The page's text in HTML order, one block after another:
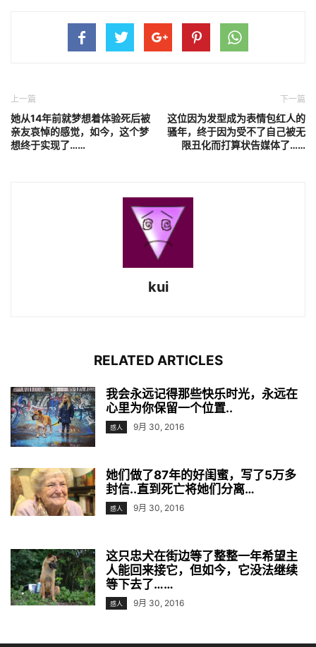
上一篇
她从14年前就梦想着体验死后被
亲友哀悼的感觉，如今，这个梦
想终于实现了……
下一篇
这位因为发型成为表情包红人的
骚年，终于因为受不了自己被无
限丑化而打算状告媒体了……
kui
RELATED ARTICLES
我会永远记得那些快乐时光，永远在
心里为你保留一个位置..
感人 9月 30, 2016
她们做了87年的好闺蜜，写了5万多
封信..直到死亡将她们分离…
感人 9月 30, 2016
这只忠犬在街边等了整整一年希望主
人能回来接它，但如今，它没法继续
等下去了……
感人 9月 30, 2016